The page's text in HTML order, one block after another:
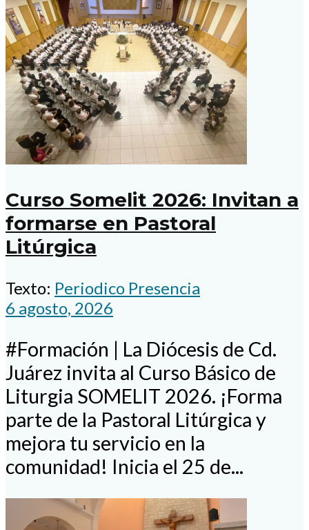
Curso Somelit 2026: Invitan a
formarse en Pastoral
Litúrgica
Texto: Periodico Presencia
6 agosto, 2026
#Formación | La Diócesis de Cd.
Juárez invita al Curso Básico de
Liturgia SOMELIT 2026. ¡Forma
parte de la Pastoral Litúrgica y
mejora tu servicio en la
comunidad! Inicia el 25 de...